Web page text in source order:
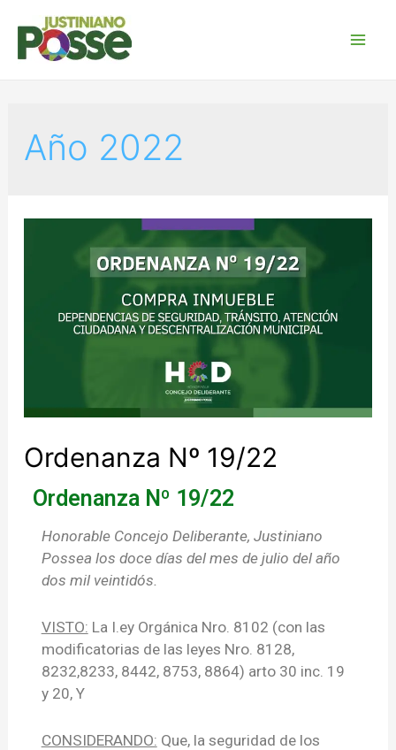
Año 2022
Ordenanza Nº 19/22
Ordenanza Nº 19/22
Honorable Concejo Deliberante, Justiniano
Possea los doce días del mes de julio del año
dos mil veintidós.
VISTO: La I.ey Orgánica Nro. 8102 (con las
modificatorias de las leyes Nro. 8128,
8232,8233, 8442, 8753, 8864) arto 30 inc. 19
y 20, Y
CONSIDERANDO: Que, la seguridad de los